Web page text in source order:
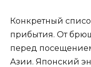
Конкретный
прибытия. От
перед
Азии. Японский